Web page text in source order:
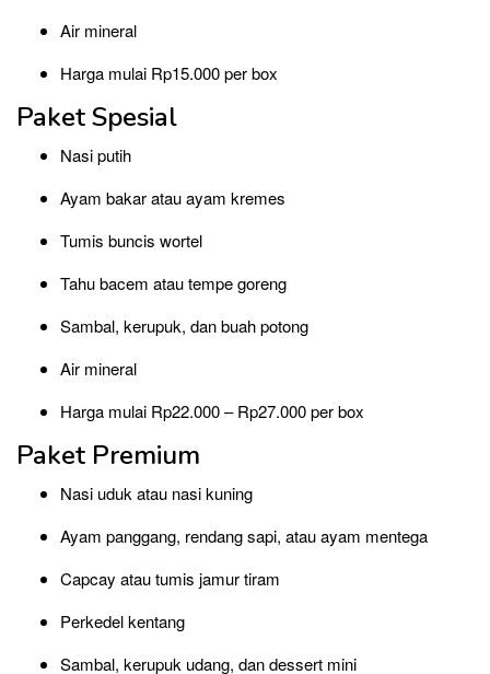
Air mineral
Harga mulai Rp15.000 per box
Paket Spesial
Nasi putih
Ayam bakar atau ayam kremes
Tumis buncis wortel
Tahu bacem atau tempe goreng
Sambal, kerupuk, dan buah potong
Air mineral
Harga mulai Rp22.000 – Rp27.000 per box
Paket Premium
Nasi uduk atau nasi kuning
Ayam panggang, rendang sapi, atau ayam mentega
Capcay atau tumis jamur tiram
Perkedel kentang
Sambal, kerupuk udang, dan dessert mini